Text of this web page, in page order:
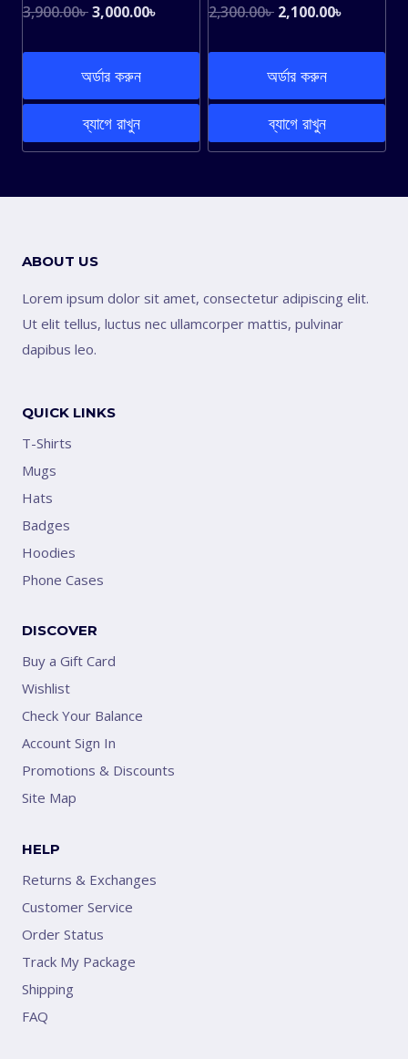
3,900.00৳Original
was:
3,900.00৳ .
3,000.00৳ Current
3,000.00৳ .
অর্ডার করুন
ব্যাগে রাখুন
2,300.00৳ Original
was:
2,300.00৳ .
2,100.00৳
অর্ডার করুন
ব্যাগে রাখুন
ABOUT US
Lorem ipsum dolor sit amet, consectetur adipiscing elit.
Ut elit tellus, luctus nec ullamcorper mattis, pulvinar
dapibus leo.
QUICK LINKS
T-Shirts
Mugs
Hats
Badges
Hoodies
Phone Cases
DISCOVER
Buy a Gift Card
Wishlist
Check Your Balance
Account Sign In
Promotions & Discounts
Site Map
HELP
Returns & Exchanges
Customer Service
Order Status
Track My Package
Shipping
FAQ